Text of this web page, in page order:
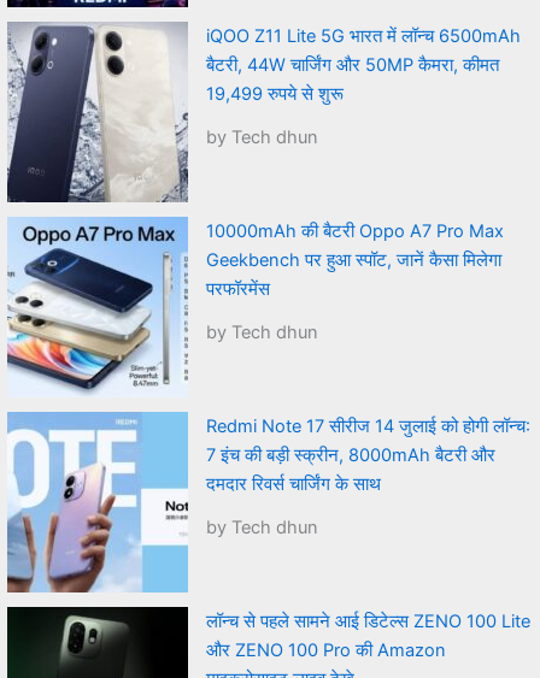
iQOO Z11 Lite 5G भारत में लॉन्च 6500mAh
बैटरी, 44W चार्जिंग और 50MP कैमरा, कीमत
19,499 रुपये से शुरू
by Tech dhun
10000mAh की बैटरी Oppo A7 Pro Max
Geekbench पर हुआ स्पॉट, जानें कैसा मिलेगा
परफॉरमेंस
by Tech dhun
Redmi Note 17 सीरीज 14 जुलाई को होगी लॉन्च:
7 इंच की बड़ी स्क्रीन, 8000mAh बैटरी और
दमदार रिवर्स चार्जिंग के साथ
by Tech dhun
लॉन्च से पहले सामने आई डिटेल्स ZENO 100 Lite
और ZENO 100 Pro की Amazon